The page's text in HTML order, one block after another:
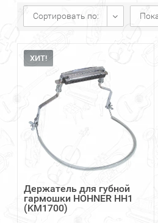
Сортировать по:
ХИТ!
Держатель для губной
гармошки HOHNER HH1
(KM1700)